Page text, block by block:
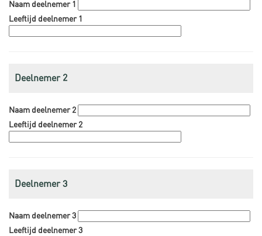
Naam deelnemer 1
Leeftijd deelnemer 1
Deelnemer 2
Naam deelnemer 2
Leeftijd deelnemer 2
Deelnemer 3
Naam deelnemer 3
Leeftijd deelnemer 3